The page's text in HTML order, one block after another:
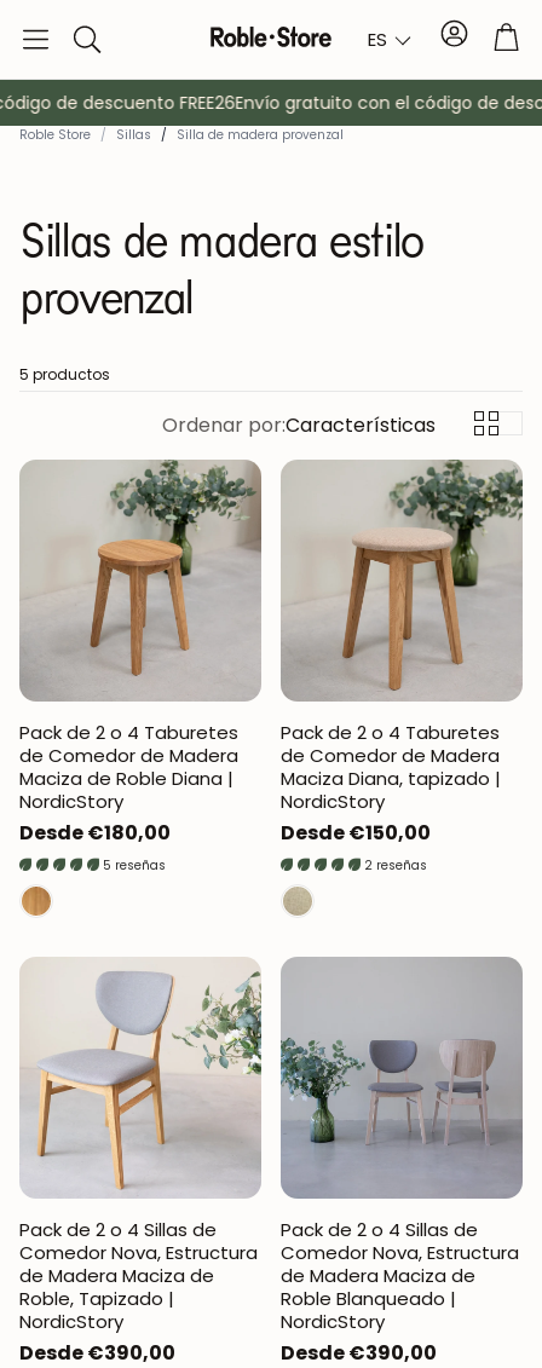
Buscar ES Cuenta
Armarios
Percheros Muebles
de descuento FREE26Envío gratuito con el código de
Roble Store / Sillas / Silla de madera provenzal
Sillas de madera estilo
provenzal
5 productos
Ordenar por:Características
Pack de 2 o 4 Taburetes
de Comedor de Madera
Maciza de Roble Diana |
NordicStory
Precio
regular
Desde €180,00
5 reseñas
Pack de 2 o 4 Taburetes
de Comedor de Madera
Maciza Diana, tapizado |
NordicStory
Precio
regular
Desde €150,00
2 reseñas
Pack de 2 o 4 Sillas de
Comedor Nova, Estructura
de Madera Maciza de
Roble, Tapizado |
NordicStory
Precio
Desde €390,00
Pack de 2 o 4 Sillas de
Comedor Nova, Estructura
de Madera Maciza de
Roble Blanqueado |
NordicStory
Precio
Desde €390,00